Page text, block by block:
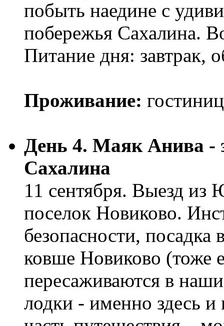
побыть наедине с
побережья Сахалина.
Питание дня: завтрак,
Проживание:
День 4. Маяк Анива -
Сахалина
11 сентября. Выезд
поселок Новиково.
безопасности,
ковше Новиково (тоже
пересаживаются в
лодки - именно здесь и